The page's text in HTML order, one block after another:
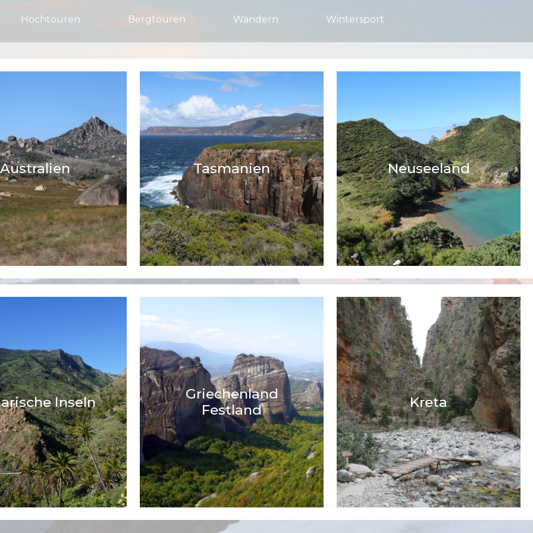
Hochtouren Bergtouren Wandern Wintersport
Australien Tasmanien Neuseeland
Inseln
Griechenland
Festland
Kreta